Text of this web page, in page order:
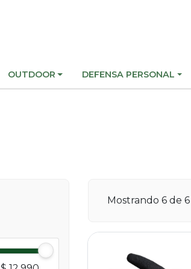
OUTDOOR DEFENSA PERSONAL
Mostrando 6 de 6